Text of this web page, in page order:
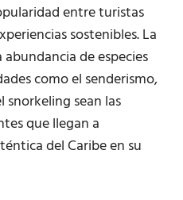
entre turistas
sostenibles. La
abundancia de especies
como el senderismo,
snorkeling sean las
que llegan a
del Caribe en su